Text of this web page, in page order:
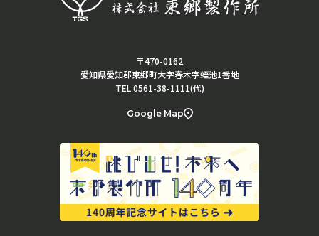
〒470-0162
愛知県愛知郡東郷町大字春木字蛭池1番地
TEL 0561-38-1111(代)
Google Map